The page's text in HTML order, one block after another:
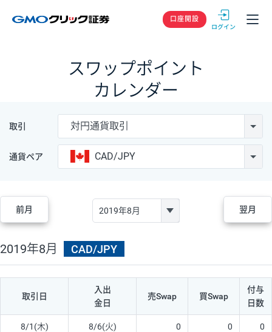
GMOクリック
口座開設
スワップポイント
カレンダー
取引 対円通貨取引
通貨ペア CAD/JPY
前月 翌月
2019年8月 CAD/JPY
取引日
入出
金日
売Swap 買Swap
付与
日数
8/1(木) 8/6(火) 0 0 0